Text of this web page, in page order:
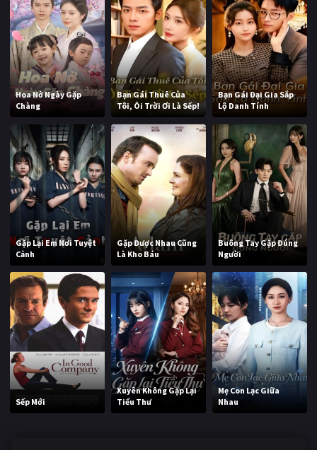
Hoa Nở Ngày Gặp
Chàng
Bạn Gái Thuê Của
Tôi, Ôi Trời Ơi Là Sếp!
Bạn Gái Đại Gia Sắp
Lộ Danh Tính
Gặp Lại Em Nơi Tuyệt
Cảnh
Gặp Được Nhau Cũng
Là Kho Báu
Buông Tay Gặp Đúng
Người
Sếp Mới
Xuyên Không Gặp Lại
Tiểu Thư
Mẹ Con Lạc Giữa
Nhau